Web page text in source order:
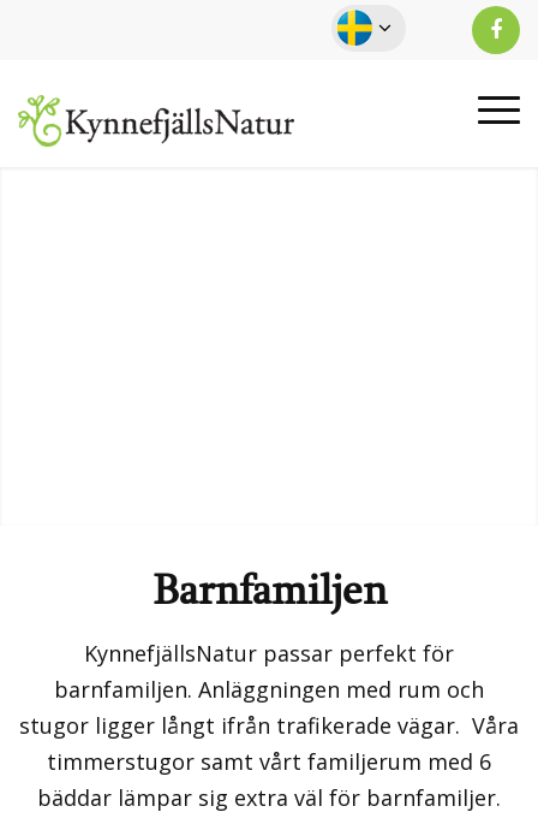
Barnfamiljen
KynnefjällsNatur passar perfekt för
barnfamiljen. Anläggningen med rum och
stugor ligger långt ifrån trafikerade vägar. Våra
timmerstugor samt vårt familjerum med 6
bäddar lämpar sig extra väl för barnfamiljer.